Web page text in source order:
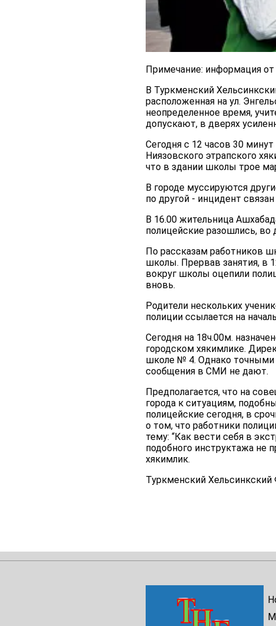
Примечание: информация от
В Туркменский
расположенная на ул.
неопределенное время,
допускают, в дверях
Сегодня с 12 часов 30
Ниязовского этрапского
что в здании школы трое
В городе муссируются
по другой - инцидент
В 16.00 жительница
полицейские разошлись,
По рассказам работников
школы. Прервав занятия, в
вокруг школы оцепили
вновь.
Родители нескольких
полиции ссылается на
Сегодня на 18ч.00м.
городском хякимлике.
школе № 4. Однако точными
сообщения в СМИ не дают.
Предполагается, что на
города к ситуациям,
полицейские сегодня, в
о том, что работники
тему: “Как вести себя в
подобного инструктажа не
хякимлик.
Туркменский Хельсинкский